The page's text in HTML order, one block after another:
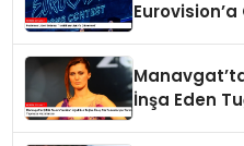
İnşa Eden